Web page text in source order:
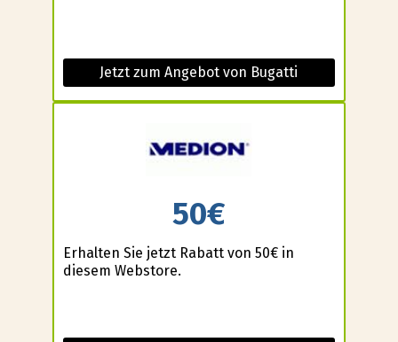
Jetzt zum Angebot von Bugatti
50€
Erhalten Sie jetzt Rabatt von 50€ in
diesem Webstore.